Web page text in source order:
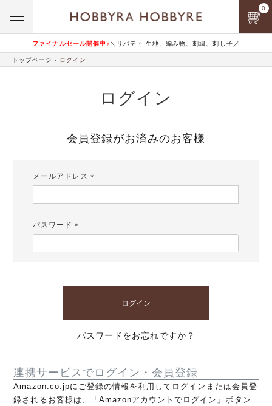
ファイナルセール開催中♪ ＼リバティ 生地、編み物、刺繍、刺し子／
0
トップページ ログイン
ログイン
会員登録がお済みのお客様
メールアドレス
パスワード
ログイン
パスワードをお忘れですか？
連携サービスでログイン・会員登録
Amazon.co.jpにご登録の情報を利用してログインまたは会員登
録されるお客様は、「Amazonアカウントでログイン」ボタン